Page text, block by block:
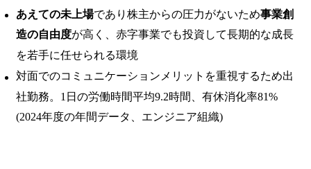
あえての未上場であり株主からの圧力がないため事業創
造の自由度が高く、赤字事業でも投資して長期的な成長
を若手に任せられる環境
対面でのコミュニケーションメリットを重視するため出
社勤務。1日の労働時間平均9.2時間、有休消化率81%
(2024年度の年間データ、エンジニア組織)